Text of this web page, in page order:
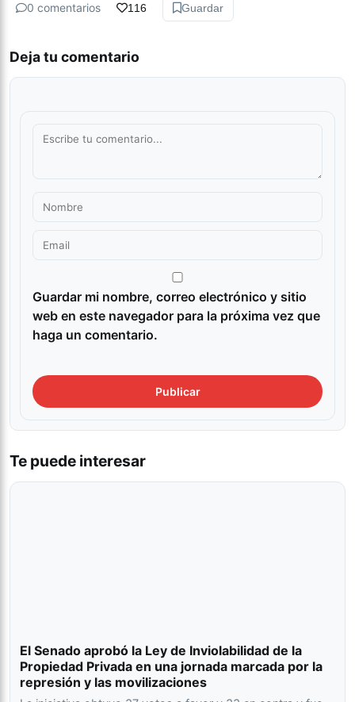
0 comentarios 116 Guardar
Deja tu comentario
Guardar mi nombre, correo electrónico y sitio
web en este navegador para la próxima vez que
haga un comentario.
Te puede interesar
El Senado aprobó la Ley de Inviolabilidad de la
Propiedad Privada en una jornada marcada por la
represión y las movilizaciones